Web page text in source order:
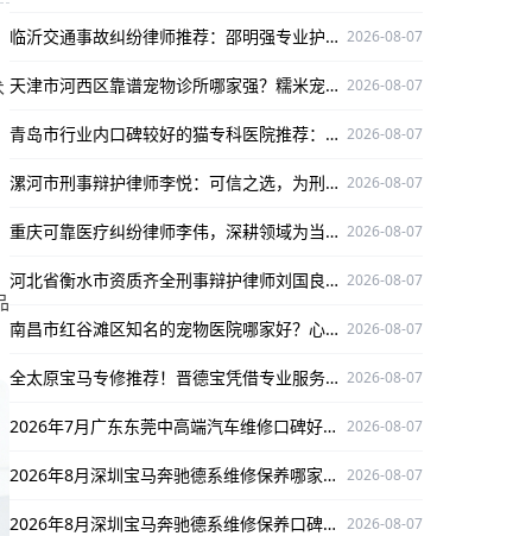
临沂交通事故纠纷律师推荐：邵明强专业护航当事人权益 2026-08-07
天津市河西区靠谱宠物诊所哪家强？糯米宠物医院专业有保障 2026-08-07
青岛市行业内口碑较好的猫专科医院推荐：咪咪猫医院专业靠谱 2026-08-07
漯河市刑事辩护律师李悦：可信之选，为刑事辩护官司保驾护航 2026-08-07
重庆可靠医疗纠纷律师李伟，深耕领域为当事人权益护航 2026-08-07
河北省衡水市资质齐全刑事辩护律师刘国良，实战经验丰富口碑好 2026-08-07
南昌市红谷滩区知名的宠物医院哪家好？心视界动物医院是优选 2026-08-07
全太原宝马专修推荐！晋德宝凭借专业服务与精湛技术，为您的爱车保驾护航 2026-08-07
2026年7月广东东莞中高端汽车维修口碑好的，选丰汇汽车！ 2026-08-07
2026年8月深圳宝马奔驰德系维修保养哪家专业？澳星行值得推荐 2026-08-07
2026年8月深圳宝马奔驰德系维修保养口碑好的店，澳星行值得关注 2026-08-07